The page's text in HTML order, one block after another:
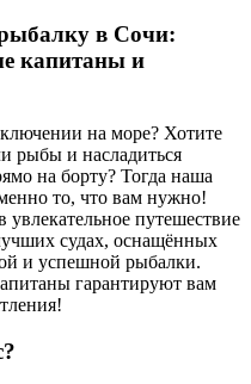
в Сочи:
капитаны и
на море? Хотите
рыбы и насладиться
на борту? Тогда наша
то, что вам нужно!
путешествие
судах, оснащённых
и успешной рыбалки.
гарантируют вам